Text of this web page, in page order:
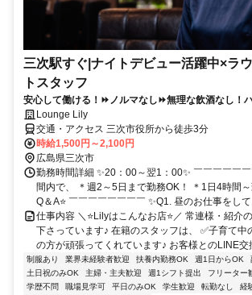
三次駅すぐ|ナイトデビュー活躍中×ラ
トスタッフ
安心して働ける！⏩ノルマなし⏩無理な飲酒なし！
Lounge Lily
交通・アクセス 三次市役所から徒歩3分
時給1,500円～2,100円
広島県三次市
勤務時間詳細 ✨20：00～翌1：00✨ ￣￣￣￣￣
間内で、 ＊週2～5日まで勤務OK！ ＊1日4時間
Q＆A⭐ ￣￣￣￣￣￣￣￣ ✨Q1. 昼のお仕事をし
仕事内容 ＼⭐Lilyはこんなお店⭐／ 常連様・紹介
下さっています♪ 在籍のスタッフは、 ✅子育て中
の方が頑張ってくれています♪ お客様とのLINE交
制服あり 業界未経験者歓迎 扶養内勤務OK 週1日からOK
土日祝のみOK
主婦・主夫歓迎 週1シフト提出 フリーター
学歴不問
職場見学可 平日のみOK 学生歓迎 転勤なし 経